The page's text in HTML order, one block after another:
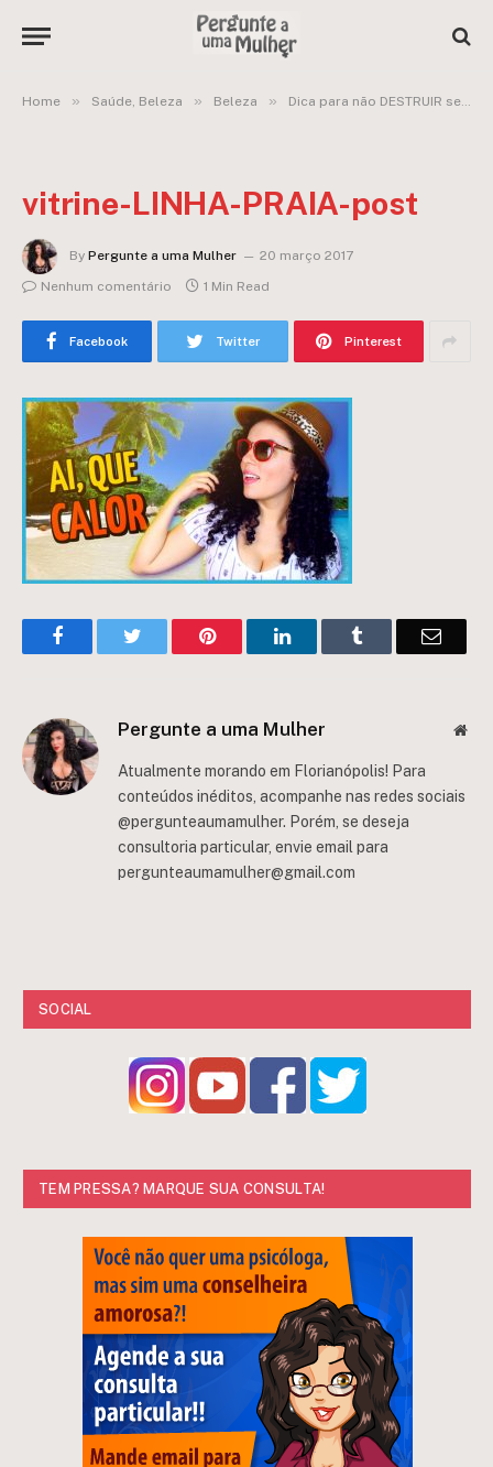
Home » Saúde, Beleza » Beleza » Dica para não DESTRUIR seu cabelo no SOL – Linha Minha Praia da Embelleze
vitrine-LINHA-PRAIA-post
By Pergunte a uma Mulher
20 março 2017
Nenhum comentário
1 Min Read
Facebook Twitter Pinterest
FacebookTwitter Pinterest LinkedInTumblr Email
Pergunte a uma Mulher
Atualmente morando em Florianópolis! Para
conteúdos inéditos, acompanhe nas redes sociais
@pergunteaumamulher. Porém, se deseja
consultoria particular, envie email para
pergunteaumamulher@gmail.com
SOCIAL
TEM PRESSA? MARQUE SUA CONSULTA!